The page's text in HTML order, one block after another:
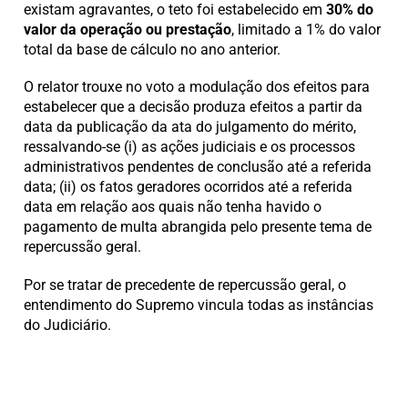
existam agravantes, o teto foi estabelecido em 30% do
valor da operação ou prestação, limitado a 1% do valor
total da base de cálculo no ano anterior.
O relator trouxe no voto a modulação dos efeitos para
estabelecer que a decisão produza efeitos a partir da
data da publicação da ata do julgamento do mérito,
ressalvando-se (i) as ações judiciais e os processos
administrativos pendentes de conclusão até a referida
data; (ii) os fatos geradores ocorridos até a referida
data em relação aos quais não tenha havido o
pagamento de multa abrangida pelo presente tema de
repercussão geral.
Por se tratar de precedente de repercussão geral, o
entendimento do Supremo vincula todas as instâncias
do Judiciário.